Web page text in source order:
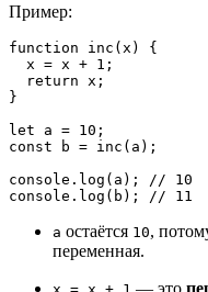
Пример:
function inc( x ) {
x = x + 1 ;
  return
x ;
}
let a = 10 ;
const
b = inc( a );
console .log ( a ); // 10
console .log ( b ); // 11
a остаётся 10,
переменная.
— это